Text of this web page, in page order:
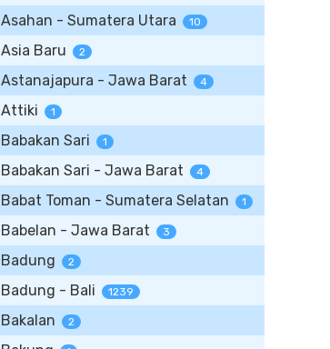
Asahan - Sumatera Utara 10
Asia Baru 2
Astanajapura - Jawa Barat 4
Attiki 1
Babakan Sari 1
Babakan Sari - Jawa Barat 4
Babat Toman - Sumatera Selatan 1
Babelan - Jawa Barat 3
Badung 2
Badung - Bali 1239
Bakalan 2